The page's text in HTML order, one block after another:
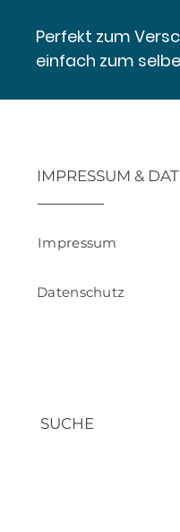
Perfekt zum
einfach zum
IMPRESSUM &
Datenschutz
Impressum
SUCHE